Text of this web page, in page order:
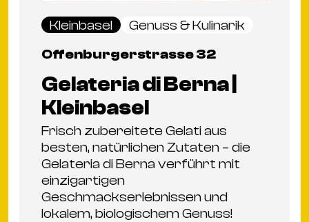
Kleinbasel
Genuss & Kulinarik
Offenburgerstrasse 32
Gelateria di Berna |
Kleinbasel
Frisch zubereitete Gelati aus
besten, natürlichen Zutaten – die
Gelateria di Berna verführt mit
einzigartigen
Geschmackserlebnissen und
lokalem, biologischem Genuss!